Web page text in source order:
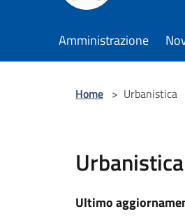
Amministrazione
Home > Urbanistica
Urbanistica
Ultimo